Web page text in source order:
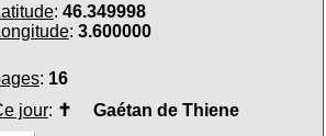
: 46.349998
: 3.600000
: 16
jour: ✝ Gaétan de Thiene